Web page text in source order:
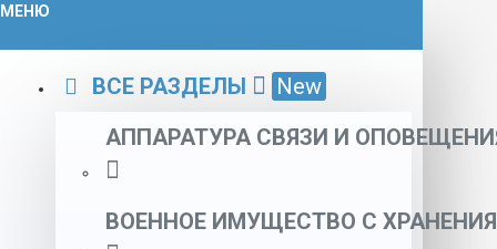
МЕНЮ
ВСЕ РАЗДЕЛЫ
New
АППАРАТУРА СВЯЗИ И
ВОЕННОЕ ИМУЩЕСТВО С ХРАНЕНИЯ